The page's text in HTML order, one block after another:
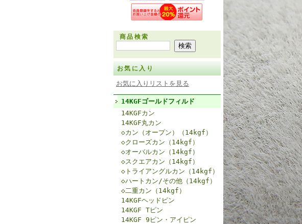
商品検索
お気に入り
お気に入りリストを見る
14KGFゴールドフィルド
14KGFカン
14KGF丸カン
◇カン（オープン）（14kgf）
◇クローズカン（14kgf）
◇オーバルカン（14kgf）
◇スクエアカン（14kgf）
◇トライアングルカン（14kgf）
◇ハートカン/その他（14kgf）
◇二重カン（14kgf）
14KGFヘッドピン
14KGF Tピン
14KGF 9ピン・アイピン